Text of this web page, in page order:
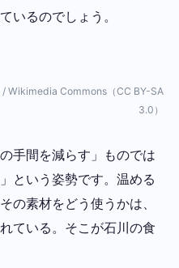
いるのでしょう。
Wikimedia Commons（CC BY-SA
3.0）
手間を減らす」ものでは
という姿勢です。温める
の素材をどう使うかは、
ている。そこが石川の食